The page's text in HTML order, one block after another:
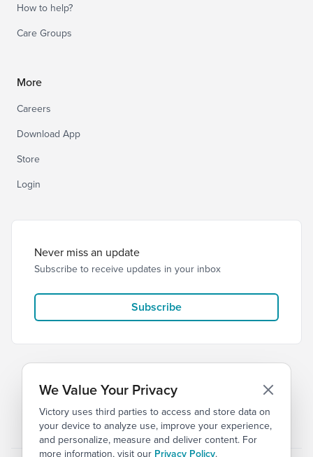
How to help?
Care Groups
More
Careers
Download App
Store
Login
Never miss an update
Subscribe to receive updates in your inbox
Subscribe
© 2026 Victory Church Privacy Terms
We Value Your Privacy
Victory uses third parties to access and store data on
your device to analyze use, improve your experience,
and personalize, measure and deliver content. For
more information, visit our Privacy Policy.